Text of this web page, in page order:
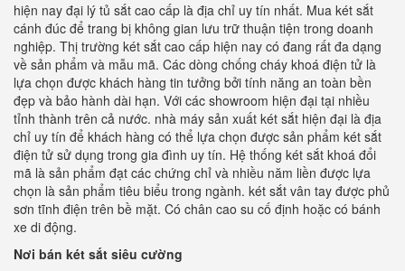
hiện nay đại lý tủ sắt cao cấp là địa chỉ uy tín nhất. Mua két sắt
cánh đúc để trang bị không gian lưu trữ thuận tiện trong doanh
nghiệp. Thị trường két sắt cao cấp hiện nay có đang rất đa dạng
về sản phẩm và mẫu mã. Các dòng chống cháy khoá điện tử là
lựa chọn được khách hàng tin tưởng bởi tính năng an toàn bền
đẹp và bảo hành dài hạn. Với các showroom hiện đại tại nhiều
tỉnh thành trên cả nước. nhà máy sản xuất két sắt hiện đại là địa
chỉ uy tín để khách hàng có thể lựa chọn được sản phẩm két sắt
điện tử sử dụng trong gia đình uy tín. Hệ thống két sắt khoá đổi
mã là sản phẩm đạt các chứng chỉ và nhiều năm liền được lựa
chọn là sản phẩm tiêu biểu trong ngành. két sắt vân tay được phủ
sơn tĩnh điện trên bề mặt. Có chân cao su cố định hoặc có bánh
xe di động.
Nơi bán két sắt siêu cường